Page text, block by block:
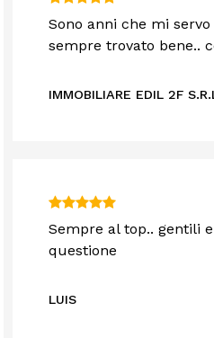
Sono anni che mi
sempre trovato bene..
IMMOBILIARE EDIL 2F
Sempre al top.. gentili
questione
LUIS